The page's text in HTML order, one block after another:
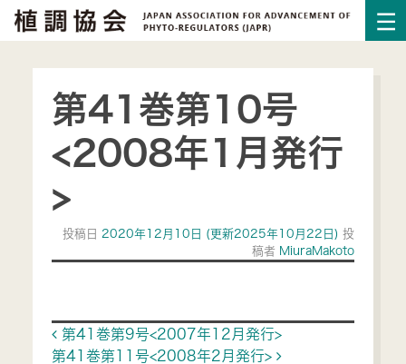
第41巻第10号
<2008年1月発行
>
投稿日 2020年12月10日 (更新2025年10月22日)投
稿者 MiuraMakoto
Post navigation
第41巻第9号<2007年12月発行>
第41巻第11号<2008年2月発行>